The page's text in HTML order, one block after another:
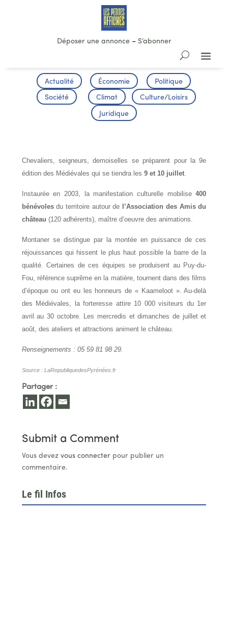
Déposer une annonce– S’abonner
Actualité Économie Politique
Société Climat Culture/Loisirs
Juridique
Chevaliers, seigneurs, demoiselles se préparent pour la 9e
édition des Médiévales qui se tiendra les 9 et 10 juillet.
Instaurée en 2003, la manifestation culturelle mobilise400
bénévolesdu territoire autour de l’Association des Amis du
château (120 adhérents), maître d’oeuvre des animations.
Montaner se distingue par la montée en puissance de ces
réjouissances qui hissent le plus haut possible la barre de la
qualité. Certaines de ces équipes se produisent au Puy-du-
Fou, référence suprême en la matière, tournent dans des films
d’époque ou ont eu les honneurs de « Kaameloot ». Au-delà
des Médiévales, la forteresse attire 10 000 visiteurs du 1er
avril au 30 octobre. Les mercredis et dimanches de juillet et
août, des ateliers et attractions animent le château.
Renseignements : 05 59 81 98 29.
Source : LaRepubliquedesPyrénées.fr
Partager :
Submit a Comment
Vous devez vous connecterpour publier un
commentaire.
Le fil Infos